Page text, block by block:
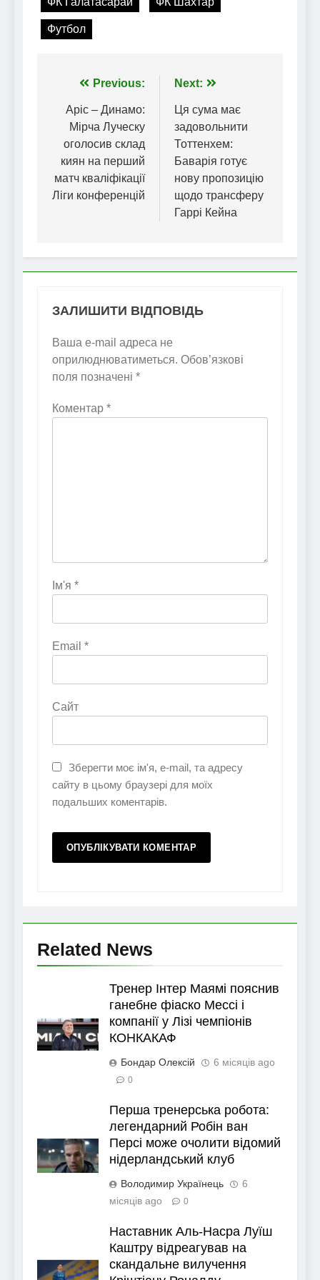
Футбол
Навігація
записів
Previous:
Аріс – Динамо:
Мірча Луческу
оголосив склад
киян на перший
матч кваліфікації
Ліги конференцій
Next:
Ця сума має
задовольнити
Тоттенхем:
Баварія готує
нову пропозицію
щодо трансферу
Гаррі Кейна
ЗАЛИШИТИ ВІДПОВІДЬ
Ваша e-mail адреса не
оприлюднюватиметься. Обов’язкові
поля позначені *
Коментар *
Ім'я *
Email *
Сайт
Зберегти моє ім'я, e-mail, та адресу
сайту в цьому браузері для моїх
подальших коментарів.
Related News
Тренер Інтер Маямі пояснив
ганебне фіаско Мессі і
компанії у Лізі чемпіонів
КОНКАКАФ
Бондар Олексій 6 місяців ago
0
Перша тренерська робота:
легендарний Робін ван
Персі може очолити відомий
нідерландський клуб
Володимир Українець
6
місяців ago
0
Наставник Аль-Насра Луїш
Каштру відреагував на
скандальне вилучення